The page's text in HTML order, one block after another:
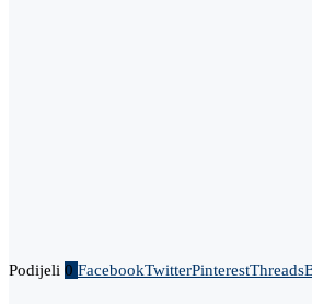
Podijeli 0 FacebookTwitterPinterestThreads